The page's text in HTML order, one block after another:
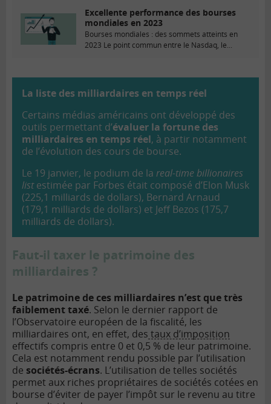
Excellente performance des bourses
mondiales en 2023
Bourses mondiales : des sommets atteints en
2023 Le point commun entre le Nasdaq, le...
La liste des milliardaires en temps réel
Certains médias américains ont développé des
outils permettant d’évaluer la fortune des
milliardaires en temps réel, à partir notamment
de l’évolution des cours de bourse.
Le 19 janvier, le podium de la real-time billionaires
listestimée par Forbes était composé d’Elon Musk
(225,1 milliards de dollars), Bernard Arnaud
(179,1 milliards de dollars) et Jeff Bezos (175,7
milliards de dollars).
Faut-il taxer le patrimoine des
milliardaires ?
Le patrimoine de ces milliardaires n’est que très
faiblement taxé. Selon le dernier rapport de
l’Observatoire européen de la fiscalité, les
milliardaires ont, en effet, des taux d’imposition
effectifs compris entre 0 et 0,5 % de leur patrimoine.
Cela est notamment rendu possible par l’utilisation
de sociétés-écrans. L’utilisation de telles sociétés
permet aux riches propriétaires de sociétés cotées en
bourse d’éviter de payer l’impôt sur le revenu au titre